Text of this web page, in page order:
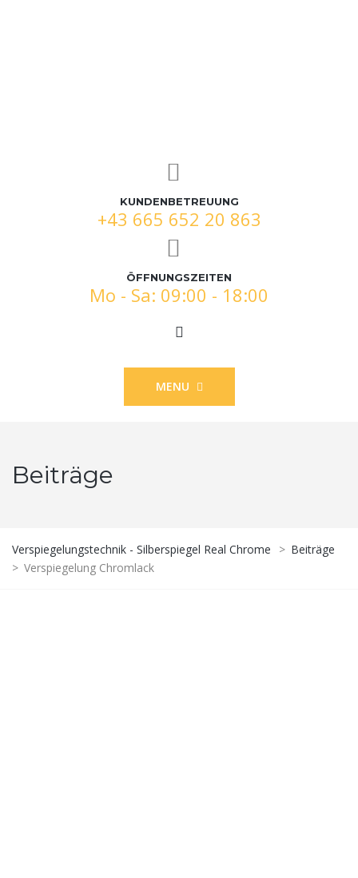
KUNDENBETREUUNG
+43 665 652 20 863
ÖFFNUNGSZEITEN
Mo - Sa: 09:00 - 18:00
MENU
Beiträge
Verspiegelungstechnik - Silberspiegel Real Chrome > Beiträge
> Verspiegelung Chromlack